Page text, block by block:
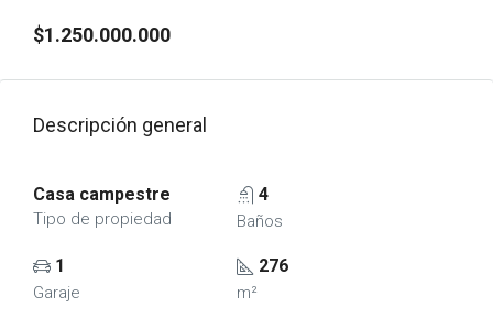
$1.250.000.000
Descripción general
Casa campestre
Tipo de propiedad
4
Baños
1
Garaje
276
m²